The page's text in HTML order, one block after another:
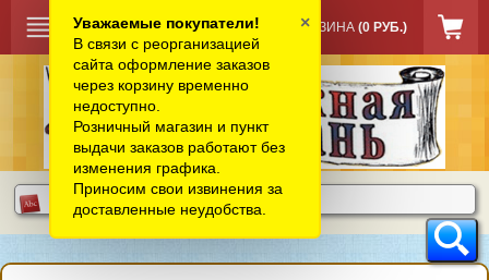
КОРЗИНА (0 РУБ.)
Уважаемые покупатели!
В связи с реорганизацией
сайта оформление заказов
через корзину временно
недоступно.
Розничный магазин и пункт
выдачи заказов работают без
изменения графика.
Приносим свои извинения за
доставленные неудобства.
×